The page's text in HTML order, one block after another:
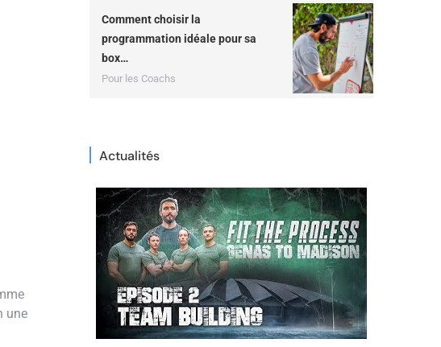
une
Comment choisir la
programmation idéale pour sa
box…
Pour les Coachs
Actualités